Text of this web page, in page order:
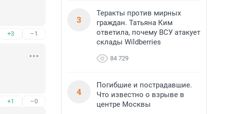
+3 –1
+1 –0
3
Теракты против мирных
граждан. Татьяна Ким
ответила, почему ВСУ атакует
склады Wildberries
84 729
4
Погибшие и пострадавшие.
Что известно о взрыве в
центре Москвы